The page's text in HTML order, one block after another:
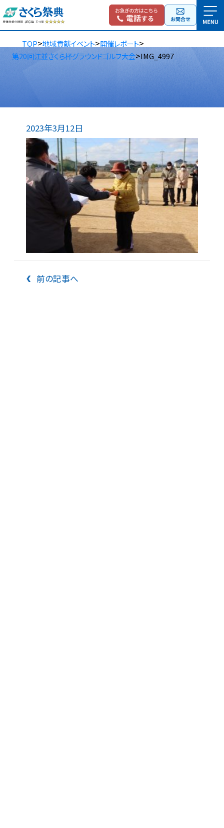
TOP>地域貢献イベント>開催レポート>
第20回江並さくら杯グラウンドゴルフ大会>IMG_4997
2023年3月12日
前の記事へ